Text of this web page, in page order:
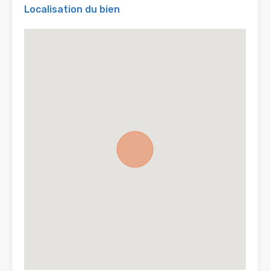
Localisation du bien